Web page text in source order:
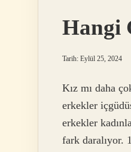
Hangi
Tarih: Eylül 25, 2024
Kız mı daha
erkekler
erkekler
fark daralıyor.